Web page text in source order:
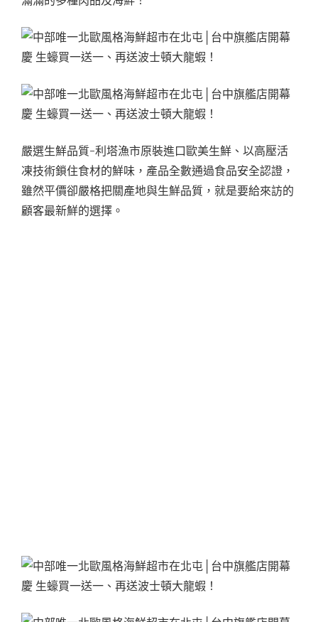
嚴選生鮮品質-利塔漁市原裝進口歐美生鮮、以高壓活
凍技術鎖住食材的鮮味，產品全數通過食品安全認證，
雖然平價卻嚴格把關產地與生鮮品質，就是要給來訪的
顧客最新鮮的選擇。